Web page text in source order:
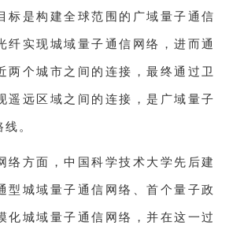
标是构建全球范围的广域量子通信
纤实现城域量子通信网络，进而通
两个城市之间的连接，最终通过卫
遥远区域之间的连接，是广域量子
。
络方面，中国科学技术大学先后建
型城域量子通信网络、首个量子政
化城域量子通信网络，并在这一过